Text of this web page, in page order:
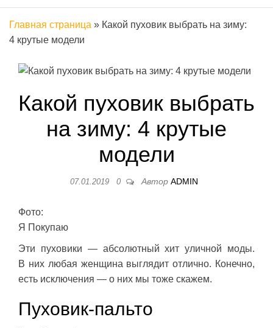
Главная страница » Какой пуховик выбрать на зиму:
4 крутые модели
Какой пуховик выбрать
на зиму: 4 крутые
модели
07.01.2019 0 Автор ADMIN
Фото:
Я Покупаю
Эти пуховики — абсолютный хит уличной моды.
В них любая женщина выглядит отлично. Конечно,
есть исключения — о них мы тоже скажем.
Пуховик-пальто